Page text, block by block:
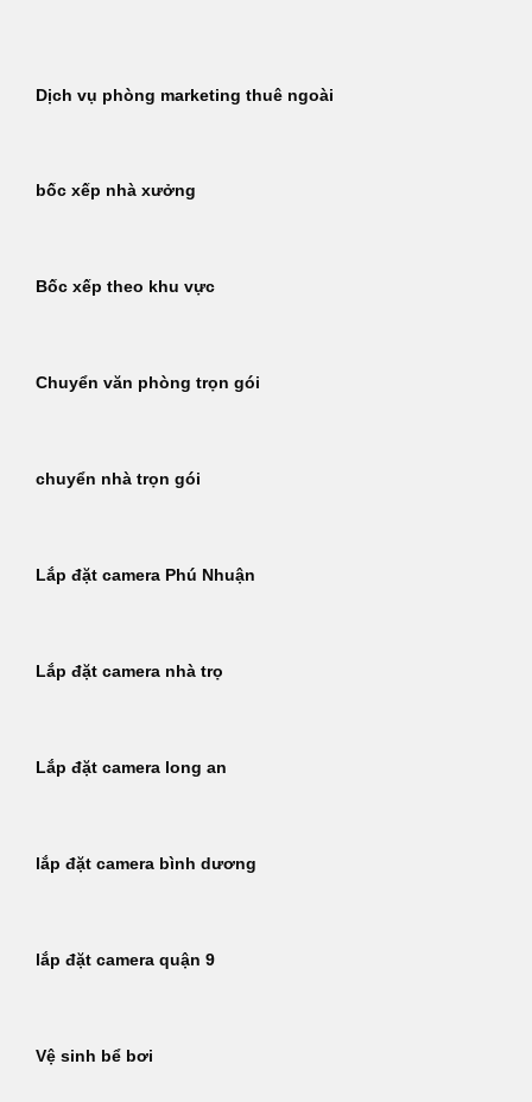
dungDịch vụ phòng marketing thuê ngoài
bốc xếp nhà xưởng
Bốc xếp theo khu vực
Chuyển văn phòng trọn gói
chuyển nhà trọn gói
Lắp đặt camera Phú Nhuận
Lắp đặt camera nhà trọ
Lắp đặt camera long an
lắp đặt camera bình dương
lắp đặt camera quận 9
Vệ sinh bể bơi